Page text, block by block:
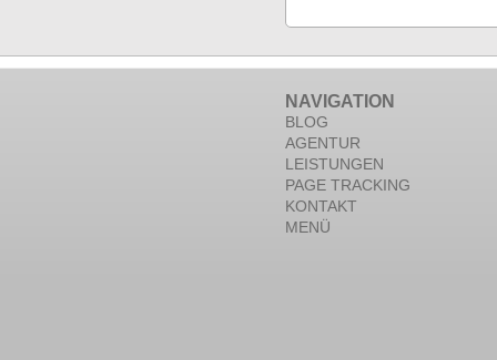
NAVIGATION
BLOG
AGENTUR
LEISTUNGEN
PAGE TRACKING
KONTAKT
MENÜ